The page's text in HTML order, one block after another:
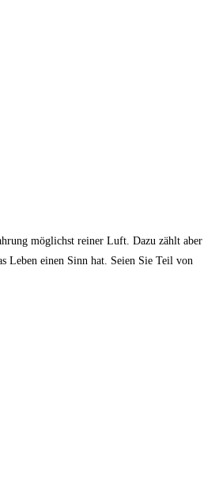
möglichst reiner Luft. Dazu zählt aber
Leben einen Sinn hat. Seien Sie Teil von